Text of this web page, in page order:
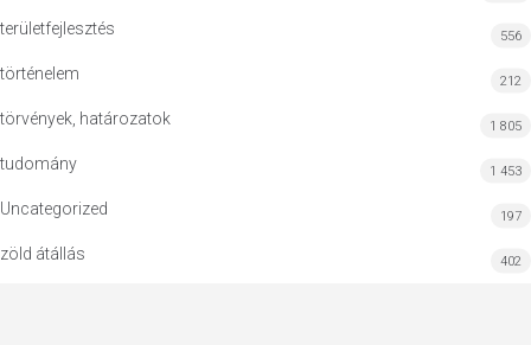
területfejlesztés 556
történelem 212
törvények, határozatok 1 805
tudomány 1 453
Uncategorized 197
zöld átállás 402